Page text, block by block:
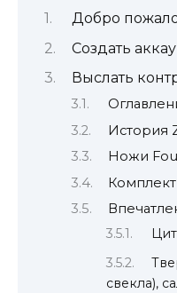
Добро
Создать
Выслать
История
Ножи
свекла),